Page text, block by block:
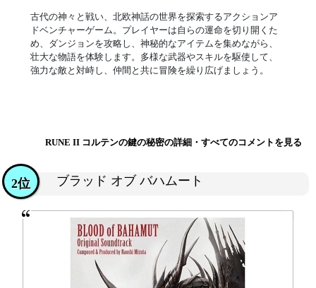
古代の神々と戦い、北欧神話の世界を探索するアクションア
ドベンチャーゲーム。プレイヤーは自らの運命を切り開くた
め、ダンジョンを攻略し、神秘的なアイテムを集めながら、
壮大な物語を体験します。多様な武器やスキルを駆使して、
強力な敵と対峙し、仲間と共に冒険を繰り広げましょう。
RUNE II コルテンの鍵の秘密の詳細・すべてのコメントを見る
ブラッド オブ バハムート
2位